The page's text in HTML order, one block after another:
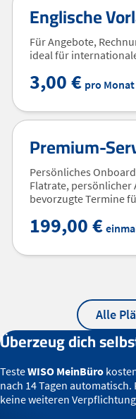
Englische
Für Angebote,
ideal für
3,00 € pro Monat
Premium-
Persönliches
Flatrate,
bevorzugte Termine
199,00 €
Alle
Überzeug dich
TesteWISO MeinBüro
nach 14 Tagen
keine weiteren